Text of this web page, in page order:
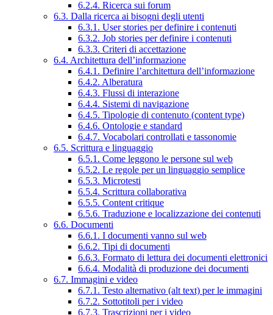
6.2.4. Ricerca sui forum
6.3. Dalla ricerca ai bisogni degli utenti
6.3.1. User stories per definire i contenuti
6.3.2. Job stories per definire i contenuti
6.3.3. Criteri di accettazione
6.4. Architettura dell’informazione
6.4.1. Definire l’architettura dell’informazione
6.4.2. Alberatura
6.4.3. Flussi di interazione
6.4.4. Sistemi di navigazione
6.4.5. Tipologie di contenuto (content type)
6.4.6. Ontologie e standard
6.4.7. Vocabolari controllati e tassonomie
6.5. Scrittura e linguaggio
6.5.1. Come leggono le persone sul web
6.5.2. Le regole per un linguaggio semplice
6.5.3. Microtesti
6.5.4. Scrittura collaborativa
6.5.5. Content critique
6.5.6. Traduzione e localizzazione dei contenuti
6.6. Documenti
6.6.1. I documenti vanno sul web
6.6.2. Tipi di documenti
6.6.3. Formato di lettura dei documenti elettronici
6.6.4. Modalità di produzione dei documenti
6.7. Immagini e video
6.7.1. Testo alternativo (alt text) per le immagini
6.7.2. Sottotitoli per i video
6.7.3. Trascrizioni per i video